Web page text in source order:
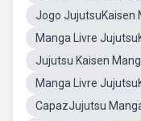
Jogo JujutsuKaisen
Manga Livre
Jujutsu Kaisen
Manga Livre
CapazJujutsu